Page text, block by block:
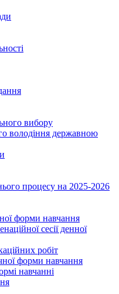
вибору
володіння державною
процесу на 2025-2026
форми навчання
сесії денної
робіт
форми навчання
навчанні